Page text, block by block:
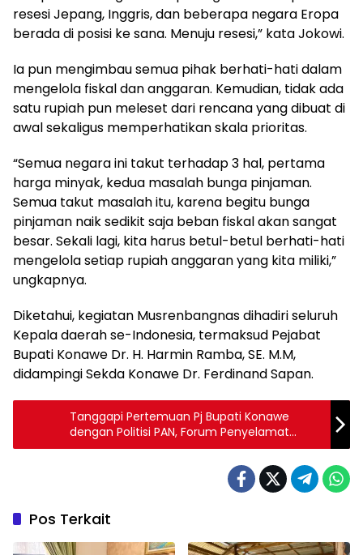
resesi Jepang, Inggris, dan beberapa negara Eropa
berada di posisi ke sana. Menuju resesi,” kata Jokowi.
Ia pun mengimbau semua pihak berhati-hati dalam
mengelola fiskal dan anggaran. Kemudian, tidak ada
satu rupiah pun meleset dari rencana yang dibuat di
awal sekaligus memperhatikan skala prioritas.
“Semua negara ini takut terhadap 3 hal, pertama
harga minyak, kedua masalah bunga pinjaman.
Semua takut masalah itu, karena begitu bunga
pinjaman naik sedikit saja beban fiskal akan sangat
besar. Sekali lagi, kita harus betul-betul berhati-hati
mengelola setiap rupiah anggaran yang kita miliki,”
ungkapnya.
Diketahui, kegiatan Musrenbangnas dihadiri seluruh
Kepala daerah se-Indonesia, termaksud Pejabat
Bupati Konawe Dr. H. Harmin Ramba, SE. M.M,
didampingi Sekda Konawe Dr. Ferdinand Sapan.
Tanggapi Pertemuan Pj Bupati Konawe
dengan Politisi PAN, Forum Penyelamat
Demokrasi Konawe : Itu Silahturahim
Pos Terkait